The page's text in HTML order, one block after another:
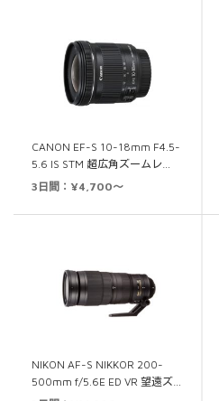
CANON EF-S 10-18mm F4.5-
5.6 IS STM 超広角ズームレ…
3日間：¥4,700～
NIKON AF-S NIKKOR 200-
500mm f/5.6E ED VR 望遠ズ…